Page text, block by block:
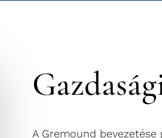
A Gremound bevezetése